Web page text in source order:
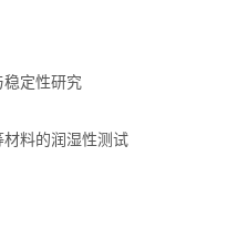
定性研究
料的润湿性测试